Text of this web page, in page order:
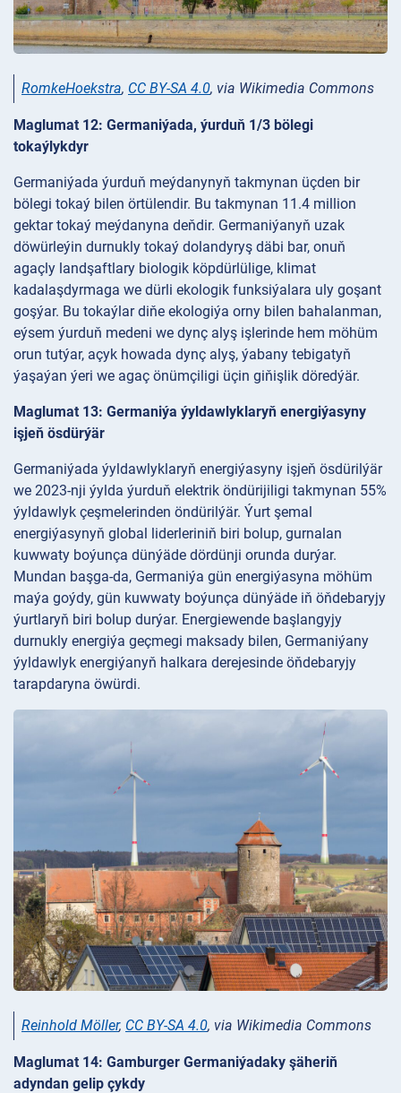
RomkeHoekstra, CC BY-SA 4.0, via Wikimedia Commons
Maglumat 12: Germaniýada, ýurduň 1/3 bölegi
tokaýlykdyr
Germaniýada ýurduň meýdanynyň takmynan üçden bir
bölegi tokaý bilen örtülendir. Bu takmynan 11.4 million
gektar tokaý meýdanyna deňdir. Germaniýanyň uzak
döwürleýin durnukly tokaý dolandyryş däbi bar, onuň
agaçly landşaftlary biologik köpdürlülige, klimat
kadalaşdyrmaga we dürli ekologik funksiýalara uly goşant
goşýar. Bu tokaýlar diňe ekologiýa orny bilen bahalanman,
eýsem ýurduň medeni we dynç alyş işlerinde hem möhüm
orun tutýar, açyk howada dynç alyş, ýabany tebigatyň
ýaşaýan ýeri we agaç önümçiligi üçin giňişlik döredýär.
Maglumat 13: Germaniýa ýyldawlyklaryň energiýasyny
işjeň ösdürýär
Germaniýada ýyldawlyklaryň energiýasyny işjeň ösdürilýär
we 2023-nji ýylda ýurduň elektrik öndürijiligi takmynan 55%
ýyldawlyk çeşmelerinden öndürilýär. Ýurt şemal
energiýasynyň global liderleriniň biri bolup, gurnalan
kuwwaty boýunça dünýäde dördünji orunda durýar.
Mundan başga-da, Germaniýa gün energiýasyna möhüm
maýa goýdy, gün kuwwaty boýunça dünýäde iň öňdebaryjy
ýurtlaryň biri bolup durýar. Energiewende başlangyjy
durnukly energiýa geçmegi maksady bilen, Germaniýany
ýyldawlyk energiýanyň halkara derejesinde öňdebaryjy
tarapdaryna öwürdi.
Reinhold Möller, CC BY-SA 4.0, via Wikimedia Commons
Maglumat 14: Gamburger Germaniýadaky şäheriň
adyndan gelip çykdy